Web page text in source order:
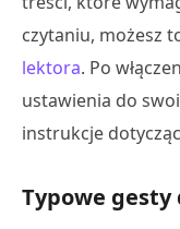
czytaniu, możesz
lektora. Po
ustawienia do
instrukcje
Typowe gesty